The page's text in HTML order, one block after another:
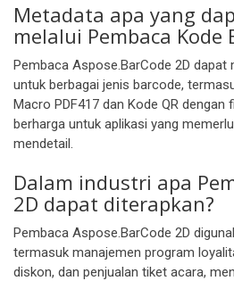
Metadata apa yang
melalui Pembaca Kode
Pembaca Aspose.BarCode 2D dapat
untuk berbagai jenis barcode,
Macro PDF417 dan Kode QR
berharga untuk aplikasi yang
mendetail.
Dalam industri apa
2D dapat diterapkan?
Pembaca Aspose.BarCode 2D
termasuk manajemen program
diskon, dan penjualan tiket acara,